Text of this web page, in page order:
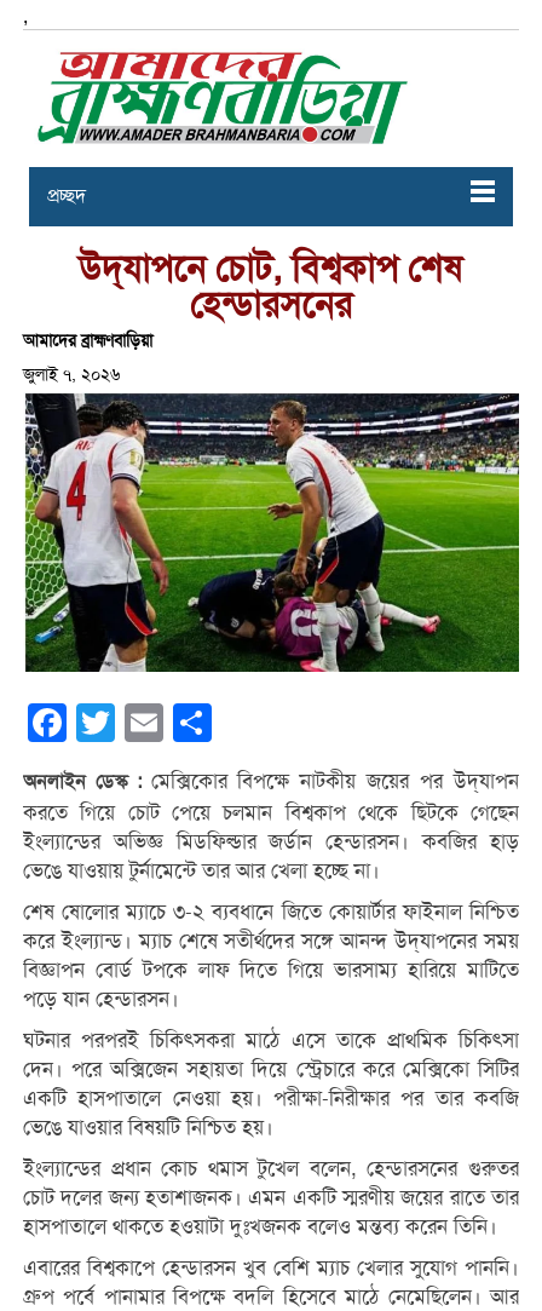
,
প্রচ্ছদ
উদ্‌যাপনে চোট, বিশ্বকাপ শেষ
হেন্ডারসনের
আমাদের ব্রাহ্মণবাড়িয়া
জুলাই ৭, ২০২৬
Facebook
Twitter Email
অনলাইন ডেস্ক : মেক্সিকোর বিপক্ষে নাটকীয় জয়ের পর উদ্‌যাপন
করতে গিয়ে চোট পেয়ে চলমান বিশ্বকাপ থেকে ছিটকে গেছেন
ইংল্যান্ডের অভিজ্ঞ মিডফিল্ডার জর্ডান হেন্ডারসন। কবজির হাড়
ভেঙে যাওয়ায় টুর্নামেন্টে তার আর খেলা হচ্ছে না।
শেষ ষোলোর ম্যাচে ৩-২ ব্যবধানে জিতে কোয়ার্টার ফাইনাল নিশ্চিত
করে ইংল্যান্ড। ম্যাচ শেষে সতীর্থদের সঙ্গে আনন্দ উদ্‌যাপনের সময়
বিজ্ঞাপন বোর্ড টপকে লাফ দিতে গিয়ে ভারসাম্য হারিয়ে মাটিতে
পড়ে যান হেন্ডারসন।
ঘটনার পরপরই চিকিৎসকরা মাঠে এসে তাকে প্রাথমিক চিকিৎসা
দেন। পরে অক্সিজেন সহায়তা দিয়ে স্ট্রেচারে করে মেক্সিকো সিটির
একটি হাসপাতালে নেওয়া হয়। পরীক্ষা-নিরীক্ষার পর তার কবজি
ভেঙে যাওয়ার বিষয়টি নিশ্চিত হয়।
ইংল্যান্ডের প্রধান কোচ থমাস টুখেল বলেন, হেন্ডারসনের গুরুতর
চোট দলের জন্য হতাশাজনক। এমন একটি স্মরণীয় জয়ের রাতে তার
হাসপাতালে থাকতে হওয়াটা দুঃখজনক বলেও মন্তব্য করেন তিনি।
এবারের বিশ্বকাপে হেন্ডারসন খুব বেশি ম্যাচ খেলার সুযোগ পাননি।
গ্রুপ পর্বে পানামার বিপক্ষে বদলি হিসেবে মাঠে নেমেছিলেন। আর